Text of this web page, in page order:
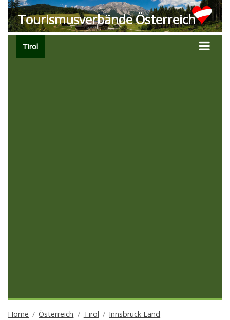
Tourismusverbände Österreich
Tirol
Home Österreich Tirol Innsbruck Land